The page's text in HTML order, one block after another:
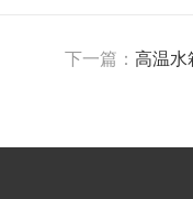
下一篇：高温水